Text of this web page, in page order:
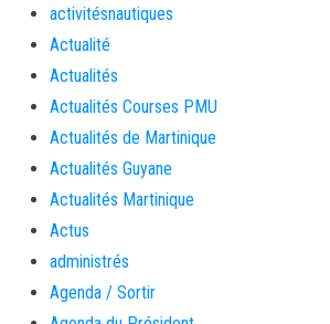
activitésnautiques
Actualité
Actualités
Actualités Courses PMU
Actualités de Martinique
Actualités Guyane
Actualités Martinique
Actus
administrés
Agenda / Sortir